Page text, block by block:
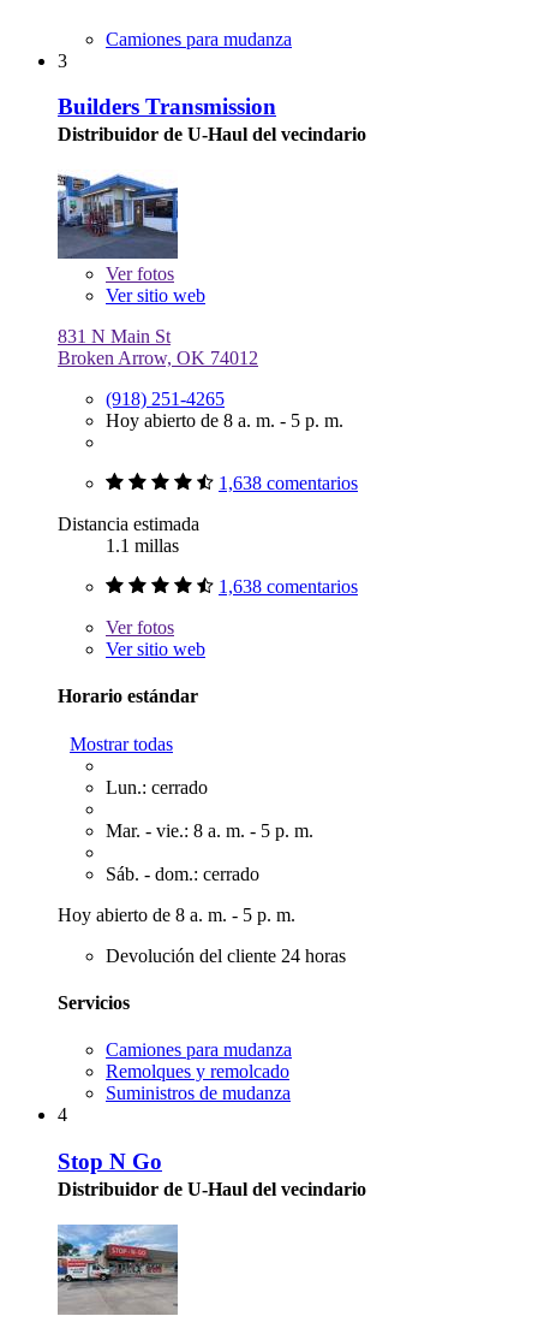
Camiones para mudanza
3
Builders Transmission
Distribuidor de U-Haul del vecindario
Verfotos
Ver sitio web
831 N Main St
Broken Arrow, OK 74012
(918) 251-4265
Hoy abierto de 8 a. m. - 5 p. m.
1,638 comentarios
Distancia estimada
1.1 millas
1,638 comentarios
Verfotos
Ver sitio web
Horario estándar
Mostrar todas
Lun.: cerrado
Mar. - vie.: 8 a. m. - 5 p. m.
Sáb. - dom.: cerrado
Hoy abierto de 8 a. m. - 5 p. m.
Devolución del cliente 24 horas
Servicios
Camiones para mudanza
Remolques y remolcado
Suministros de mudanza
4
Stop N Go
Distribuidor de U-Haul del vecindario